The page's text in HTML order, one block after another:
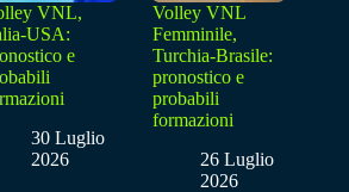
VNL,
USA:
e
30 Luglio
2026
Volley VNL
Femminile,
Turchia-Brasile:
pronostico e
probabili
formazioni
26 Luglio
2026